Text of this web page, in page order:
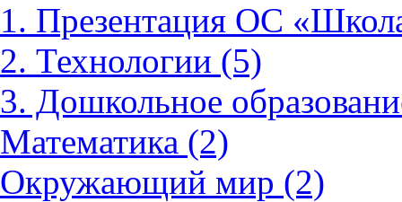
1. Презентация ОС
2. Технологии (5)
3. Дошкольное
Математика (2)
Окружающий мир (2)